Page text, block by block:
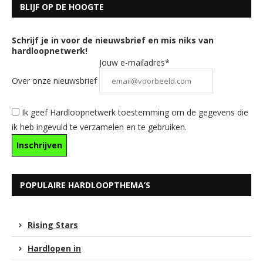
BLIJF OP DE HOOGTE
Schrijf je in voor de nieuwsbrief en mis niks van
hardloopnetwerk!
Over onze nieuwsbrief
Jouw e-mailadres*
Ik geef Hardloopnetwerk toestemming om de gegevens die
ik heb ingevuld te verzamelen en te gebruiken.
POPULAIRE HARDLOOPTHEMA’S
Rising Stars
Hardlopen in